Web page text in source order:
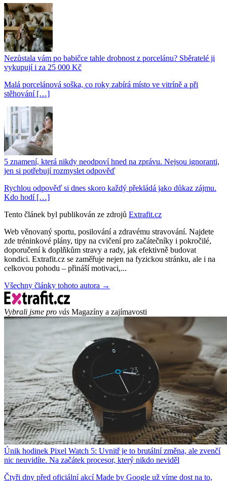
Nezůstala vám po babičce tahle drobnost z porcelánu? Sběratelé ji
vykupují i za 25 000 Kč
Malá porcelánová soška, co roky zabírá místo ve vitríně a při
stěhování […]
5 znamení, která nikdy neodpoví hned na zprávu. Nejsou ignoranti,
jen si potřebují rozmyslet odpověď
Rychlou odpověď si dnes skoro každý překládá jako důkaz zájmu.
Kdo hodí […]
Tento článek byl publikován ze zdrojů Extrafit.cz
Web věnovaný sportu, posilování a zdravému stravování. Najdete
zde tréninkové plány, tipy na cvičení pro začátečníky i pokročilé,
doporučení k doplňkům stravy a rady, jak efektivně budovat
kondici. Extrafit.cz se zaměřuje nejen na fyzickou stránku, ale i na
celkovou pohodu – přináší motivaci,...
Všechny články tohoto autora →
Vybrali jsme pro vás Magazíny a zajímavosti
Únik hodinek Pixel Watch 5: Uvnitř je to brutální změna, ale zvenčí
nic neuvidíte. Na začátek procesor, který nikdo neviděl
Čtyři dny před oficiální akcí Made by Google už víme dost na to,